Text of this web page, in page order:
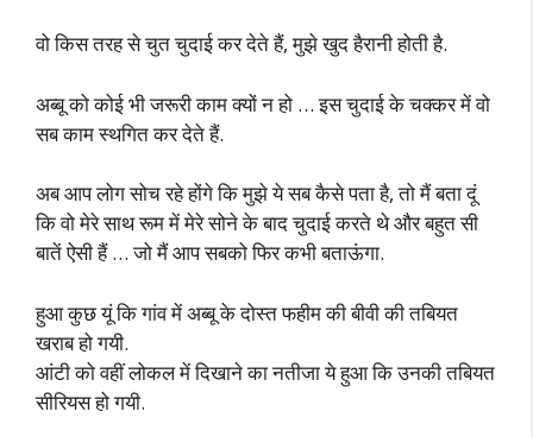
वो किस तरह से चुत चुदाई कर देते हैं, मुझे खुद हैरानी होती है.
अब्बू को कोई भी जरूरी काम क्यों न हो … इस चुदाई के चक्कर में वो
सब काम स्थगित कर देते हैं.
अब आप लोग सोच रहे होंगे कि मुझे ये सब कैसे पता है, तो मैं बता दूं
कि वो मेरे साथ रूम में मेरे सोने के बाद चुदाई करते थे और बहुत सी
बातें ऐसी हैं … जो मैं आप सबको फिर कभी बताऊंगा.
हुआ कुछ यूं कि गांव में अब्बू के दोस्त फहीम की बीवी की तबियत
खराब हो गयी.
आंटी को वहीं लोकल में दिखाने का नतीजा ये हुआ कि उनकी तबियत
सीरियस हो गयी.